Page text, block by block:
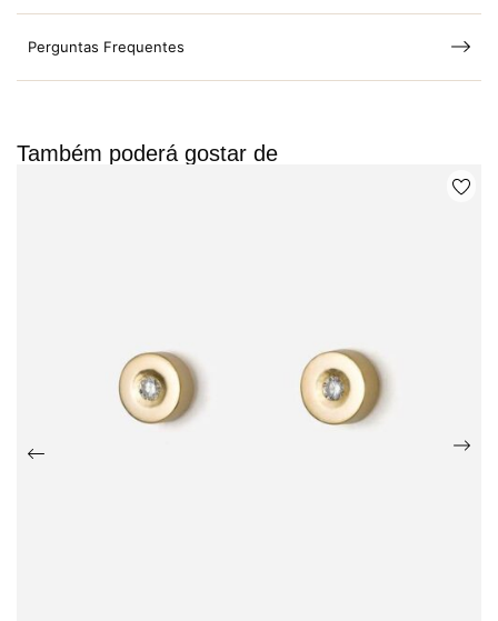
Perguntas Frequentes
Também poderá gostar de